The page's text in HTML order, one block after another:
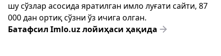
шу сўзлар асосида яратилган имло луғати сайти, 87
000 дан ортиқ сўзни ўз ичига олган.
Батафсил Imlo.uz лойиҳаси ҳақида